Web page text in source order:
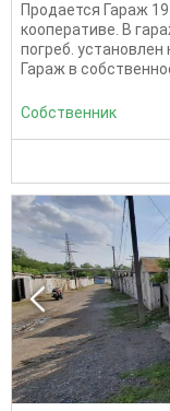
Продается Гараж
кооперативе. В
погреб.
Гараж в
Собственник